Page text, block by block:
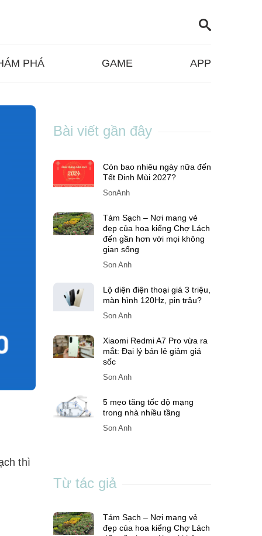
PHÁ GAME APP
thì
Bài viết gần đây
Còn bao nhiêu ngày nữa đến
Tết Đinh Mùi 2027?
SonAnh
Tám Sạch – Nơi mang vẻ
đẹp của hoa kiểng Chợ Lách
đến gần hơn với mọi không
gian sống
Son Anh
Lộ diện điện thoại giá 3 triệu,
màn hình 120Hz, pin trâu?
Son Anh
Xiaomi Redmi A7 Pro vừa ra
mắt: Đại lý bán lẻ giảm giá
sốc
Son Anh
5 mẹo tăng tốc độ mạng
trong nhà nhiều tầng
Son Anh
Từ tác giả
Tám Sạch – Nơi mang vẻ
đẹp của hoa kiểng Chợ Lách